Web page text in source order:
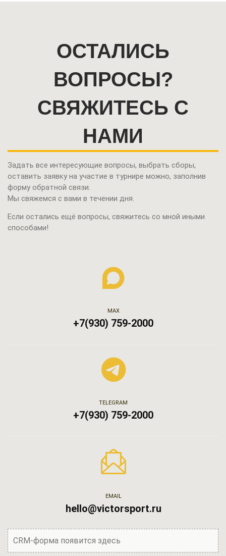
ОСТАЛИСЬ
ВОПРОСЫ?
СВЯЖИТЕСЬ С
НАМИ
Задать все интересующие вопросы, выбрать сборы,
оставить заявку на участие в турнире можно, заполнив
форму обратной связи.
Мы свяжемся с вами в течении дня.
Если остались ещё вопросы, свяжитесь со мной иными
способами!
МАХ
+7(930) 759-2000
TELEGRAM
+7(930) 759-2000
EMAIL
hello@victorsport.ru
CRM-форма появится здесь